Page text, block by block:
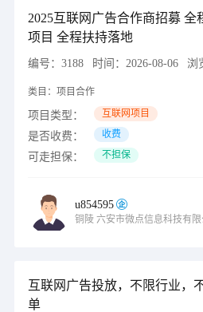
2025互联网广告合作商招募 全
项目 全程扶持落地
编号： 3188 时间： 2026-08-06 浏
类目： 项目合作
项目类型： 互联网项目
是否收费： 收费
可走担保： 不担保
u854595
铜陵 六安市微点信息科技有限
互联网广告投放，不限行业，
单